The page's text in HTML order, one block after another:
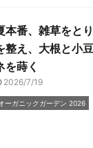
本番、雑草をと
整え、大根と小
を蒔く
2026/7/19
ーガニックガーデン 2026